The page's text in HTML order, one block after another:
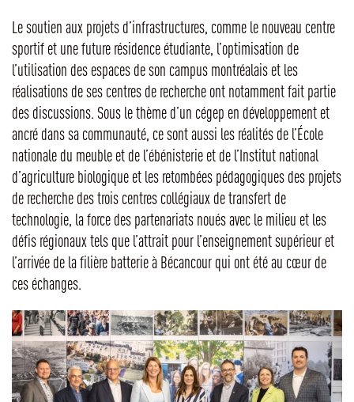
Le soutien aux projets d’infrastructures, comme le nouveau centre
sportif et une future résidence étudiante, l’optimisation de
l’utilisation des espaces de son campus montréalais et les
réalisations de ses centres de recherche ont notamment fait partie
des discussions. Sous le thème d’un cégep en développement et
ancré dans sa communauté, ce sont aussi les réalités de l’École
nationale du meuble et de l’ébénisterie et de l’Institut national
d’agriculture biologique et les retombées pédagogiques des projets
de recherche des trois centres collégiaux de transfert de
technologie, la force des partenariats noués avec le milieu et les
défis régionaux tels que l’attrait pour l’enseignement supérieur et
l’arrivée de la filière batterie à Bécancour qui ont été au cœur de
ces échanges.